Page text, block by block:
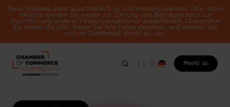
Diese Website dient ausschließlich zu Informationszwecken. Über diese
Website werden Sie weder zur Zahlung von Beiträgen noch zur
Durchführung anderer Finanztransaktionen aufgefordert. Überprüfen
Sie immer die URL, bevor Sie Ihre Daten eingeben, und wenden Sie
sich im Zweifelsfall direkt an uns.
Menü